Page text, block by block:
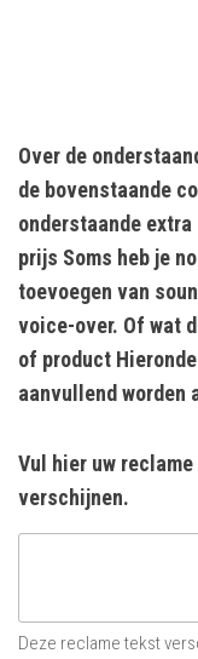
Over de
de bovenstaande
onderstaande
prijs Soms heb je
toevoegen van
voice-over. Of wat
of product
aanvullend worden
Vul hier uw
verschijnen.
Deze reclame tekst